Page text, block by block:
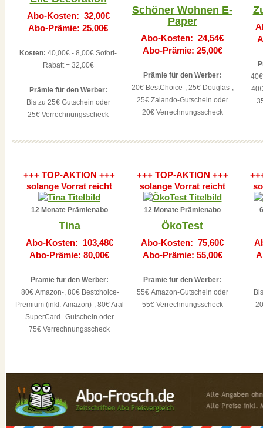
Abo-Kosten: 32,00€
Abo-Prämie: 25,00€
Kosten: 40,00€ - 8,00€ Sofort-
Rabatt = 32,00€
Prämie für den Werber:
Bis zu 25€ Gutschein oder
25€ Verrechnungsscheck
Schöner Wohnen E-
Paper
Abo-Kosten: 24,54€
Abo-Prämie: 25,00€
Prämie für den Werber:
20€ BestChoice-, 25€ Douglas-,
25€ Zalando-Gutschein oder
20€ Verrechnungsscheck
+++ TOP-AKTION +++
solange Vorrat reicht
12 Monate Prämienabo
Tina
Abo-Kosten: 103,48€
Abo-Prämie: 80,00€
Prämie für den Werber:
80€ Amazon-, 80€ Bestchoice-
Premium (inkl. Amazon)-, 80€ Aral
SuperCard--Gutschein oder
75€ Verrechnungsscheck
+++ TOP-AKTION +++
solange Vorrat reicht
12 Monate Prämienabo
ÖkoTest
Abo-Kosten: 75,60€
Abo-Prämie: 55,00€
Prämie für den Werber:
55€ Amazon-Gutschein oder
55€ Verrechnungsscheck